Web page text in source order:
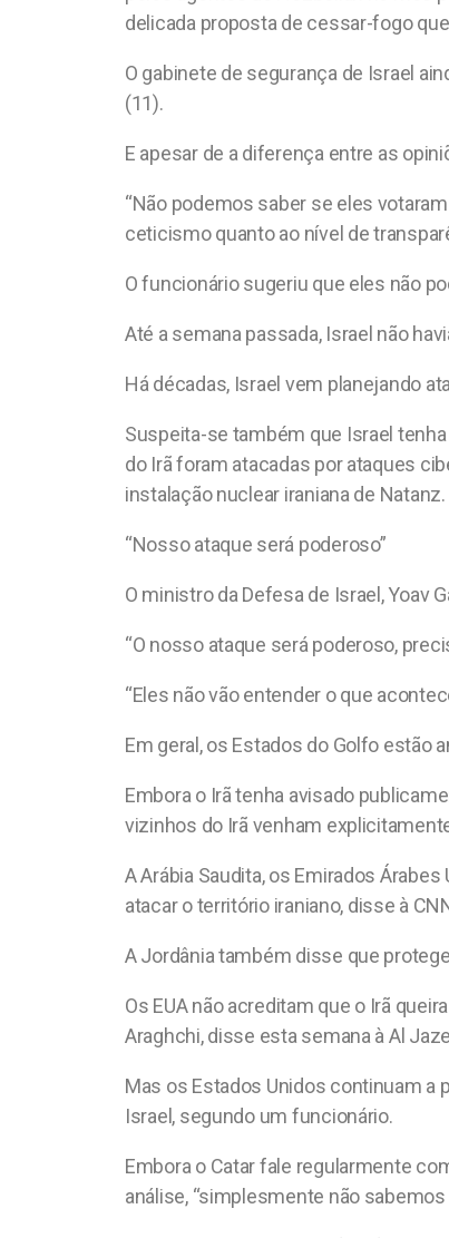
delicada proposta de cessar-fogo
O gabinete de segurança de Israel
(11).
E apesar de a diferença entre as
“Não podemos saber se eles
ceticismo quanto ao nível de
O funcionário sugeriu que eles não
Até a semana passada, Israel não
Há décadas, Israel vem planejando
Suspeita-se também que Israel
do Irã foram atacadas por ataques
instalação nuclear iraniana de Natanz.
“Nosso ataque será poderoso”
O ministro da Defesa de Israel, Yoav
“O nosso ataque será poderoso,
“Eles não vão entender o que
Em geral, os Estados do Golfo estão
Embora o Irã tenha avisado
vizinhos do Irã venham
A Arábia Saudita, os Emirados
atacar o território iraniano, disse à
A Jordânia também disse que
Os EUA não acreditam que o Irã
Araghchi, disse esta semana à Al
Mas os Estados Unidos continuam a
Israel, segundo um funcionário.
Embora o Catar fale regularmente
análise, “simplesmente não sabemos